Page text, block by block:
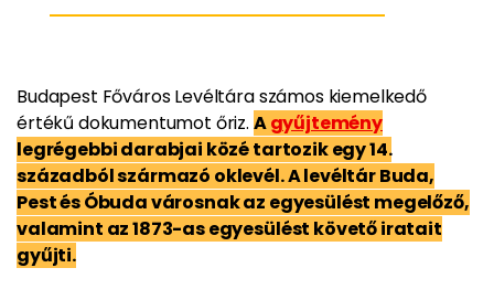
Budapest Főváros Levéltára számos kiemelkedő
értékű dokumentumot őriz. Agyűjtemény
legrégebbi darabjai közé tartozik egy 14.
századból származó oklevél. A levéltár Buda,
Pest és Óbuda városnak az egyesülést megelőző,
valamint az 1873-as egyesülést követő iratait
gyűjti.